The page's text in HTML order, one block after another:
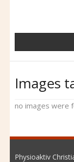
Images
no images were
Physioaktiv